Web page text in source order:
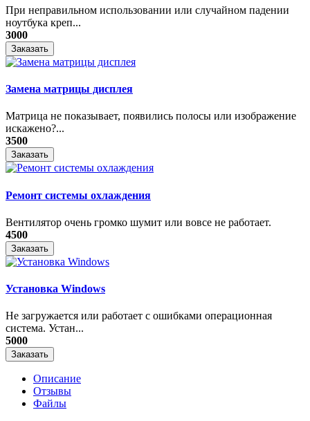
При неправильном использовании или случайном падении
ноутбука креп...
3000
Заказать
Замена матрицы дисплея
Матрица не показывает, появились полосы или изображение
искажено?...
3500
Заказать
Ремонт системы охлаждения
Вентилятор очень громко шумит или вовсе не работает.
4500
Заказать
Установка Windows
Не загружается или работает с ошибками операционная
система. Устан...
5000
Заказать
Описание
Отзывы
Файлы